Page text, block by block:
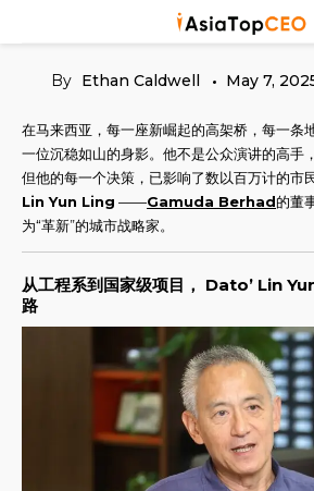
to
contentBy Ethan Caldwell May 7,
在马来西亚，每一座新崛起的高架桥，每一条
一位沉稳如山的身影。他不是公众演讲的高手
但他的每一个决策，已影响了数以百万计的市
Lin Yun Ling ——Gamuda Berhad的董
为“革新”的城市战略家。
从工程系到国家级项目， Dato’ Lin
路